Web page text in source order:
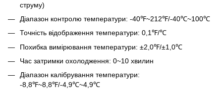
струму)
Діапазон контролю температури: -40℉~212℉/-40℃~100℃
Точність відображення температури: 0,1℉/℃
Похибка вимірювання температури: ±2,0℉/±1,0℃
Час затримки охолодження: 0~10 хвилин
Діапазон калібрування температури:
-8,8℉~8,8℉/-4,9℃~4,9℃